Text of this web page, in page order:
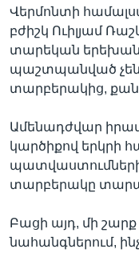
Վերմոնտի
բժիշկ Ուիլյամ
տարեկան
պաշտպանված չեն
տարբերակից,
Ամենադժվար
կարծիքով երկրի
տարբերակը
Բացի այդ, մի
նահանգներում,